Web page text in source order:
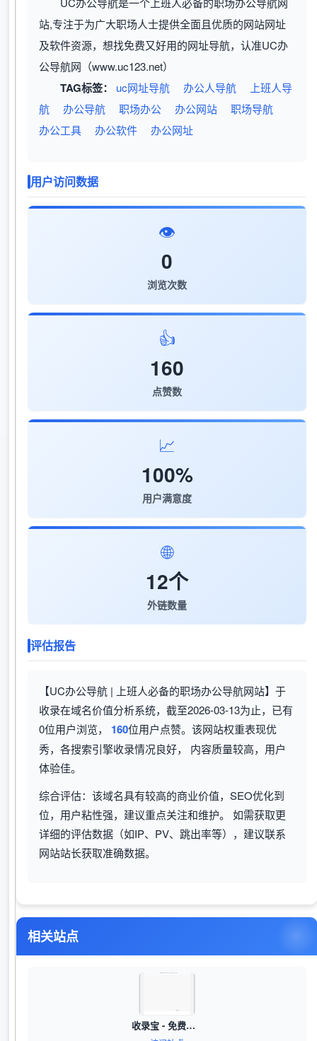
站,专注于为广大职场人士提供全面且优质的网站网址
及软件资源，想找免费又好用的网址导航，认准UC办
公导航网（www.uc123.net）
TAG标签： uc网址导航 办公人导航
上班人导
航
办公导航 职场办公 办公网站
职场导航
办公工具
办公软件 办公网址
用户访问数据
👁️
0
浏览次数
👍
160
点赞数
📈
100%
用户满意度
🌐
12个
外链数量
评估报告
【UC办公导航 | 上班人必备的职场办公导航网站】于
收录在域名价值分析系统，截至2026-03-13为止，已有
0位用户浏览， 160位用户点赞。该网站权重表现优
秀，各搜索引擎收录情况良好， 内容质量较高，用户
体验佳。
综合评估：该域名具有较高的商业价值，SEO优化到
位，用户粘性强，建议重点关注和维护。 如需获取更
详细的评估数据（如IP、PV、跳出率等），建议联系
网站站长获取准确数据。
相关站点
收录宝 - 免费网站收录、外链推广、软文发布、网站提交、百度快速收录平台